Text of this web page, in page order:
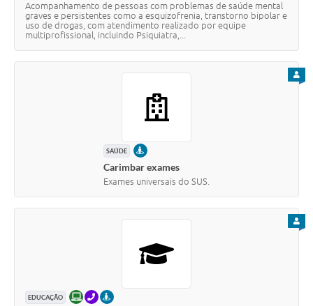
Acompanhamento de pessoas com problemas de saúde mental
graves e persistentes como a esquizofrenia, transtorno bipolar e
uso de drogas, com atendimento realizado por equipe
multiprofissional, incluindo Psiquiatra,...
SAÚDE PRESENCIAL
Carimbar exames
Exames universais do SUS.
EDUCAÇÃO ONLINETELEFONEPRESENCIAL